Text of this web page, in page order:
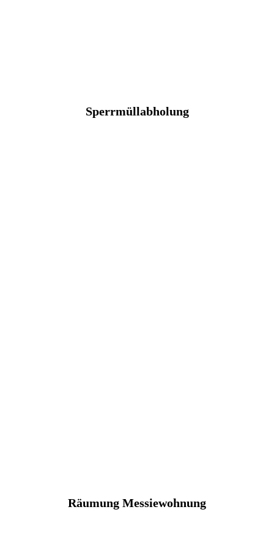
Sperrmüllabholung
Räumung Messiewohnung